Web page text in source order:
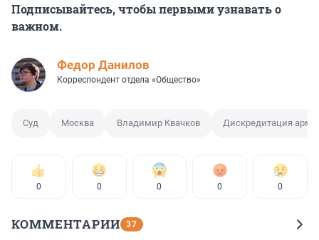
Подписывайтесь, чтобы первыми узнавать о
важном.
Федор Данилов
Корреспондент отдела «Общество»
Суд Москва Владимир Квачков Дискредитация
0 0 0 0 0
КОММЕНТАРИИ 37